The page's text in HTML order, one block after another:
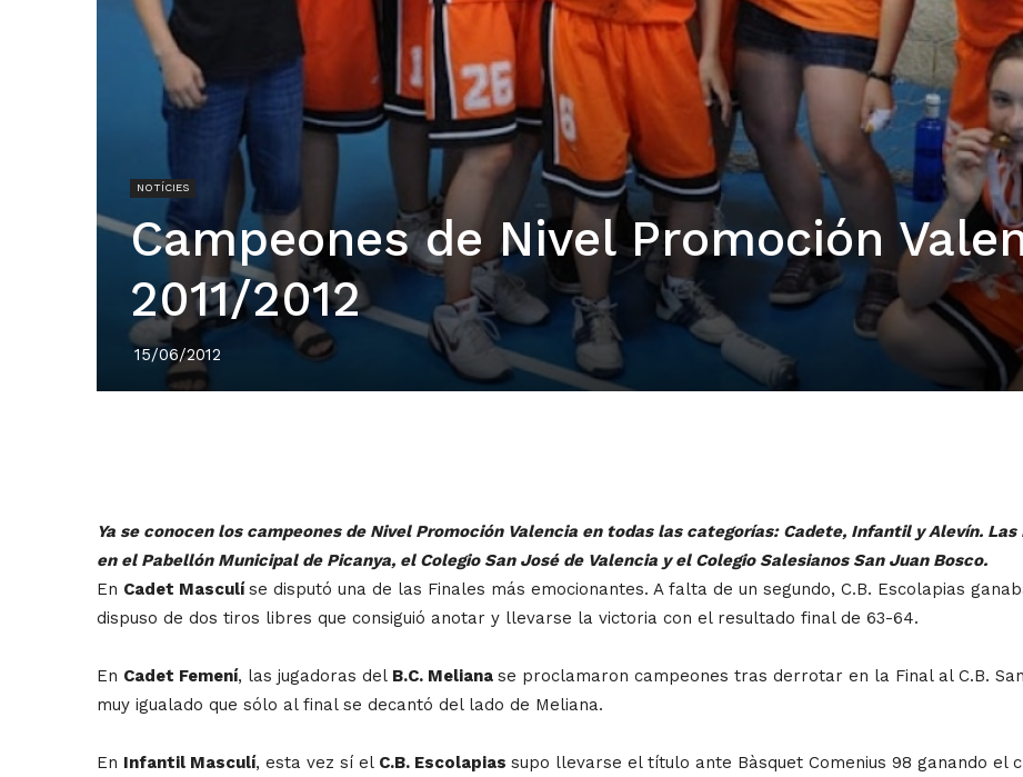
NOTÍCIES
Campeones de Nivel Promoción
2011/2012
15/06/2012
Ya se conocen los campeones de Nivel Promoción Valencia en todas las categorías: Cadete, Infantil y Alevín.
en el Pabellón Municipal de Picanya, el Colegio San José de Valencia y el Colegio Salesianos San Juan Bosco.
En Cadet Masculíse disputó una de las Finales más emocionantes. A falta de un segundo, C.B. Escolapias
dispuso de dos tiros libres que consiguió anotar y llevarse la victoria con el resultado final de 63-64.
En Cadet Femení, las jugadoras del B.C. Meliana se proclamaron campeones tras derrotar en la Final al C.B.
muy igualado que sólo al final se decantó del lado de Meliana.
En Infantil Masculí, esta vez sí el C.B. Escolapias supo llevarse el título ante Bàsquet Comenius 98 ganando el